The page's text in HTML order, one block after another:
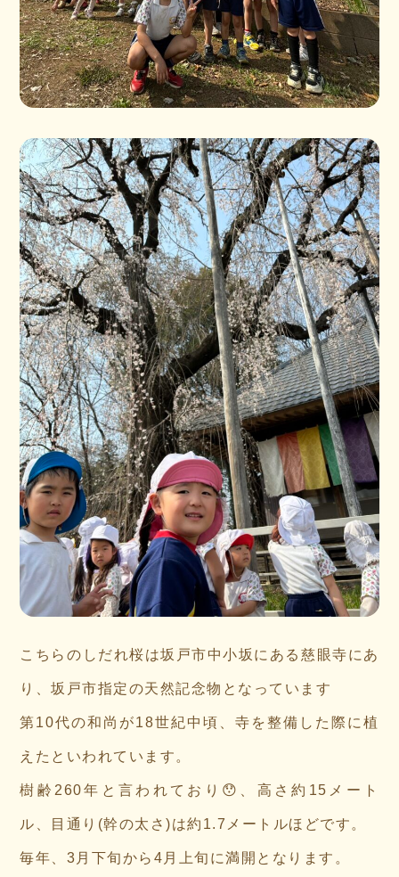
こちらのしだれ桜は坂戸市中小坂にある慈眼寺にあ
り、坂戸市指定の天然記念物となっています
第10代の和尚が18世紀中頃、寺を整備した際に植
えたといわれています。
樹齢260年と言われており😯、高さ約15メート
ル、目通り(幹の太さ)は約1.7メートルほどです。
毎年、3月下旬から4月上旬に満開となります。